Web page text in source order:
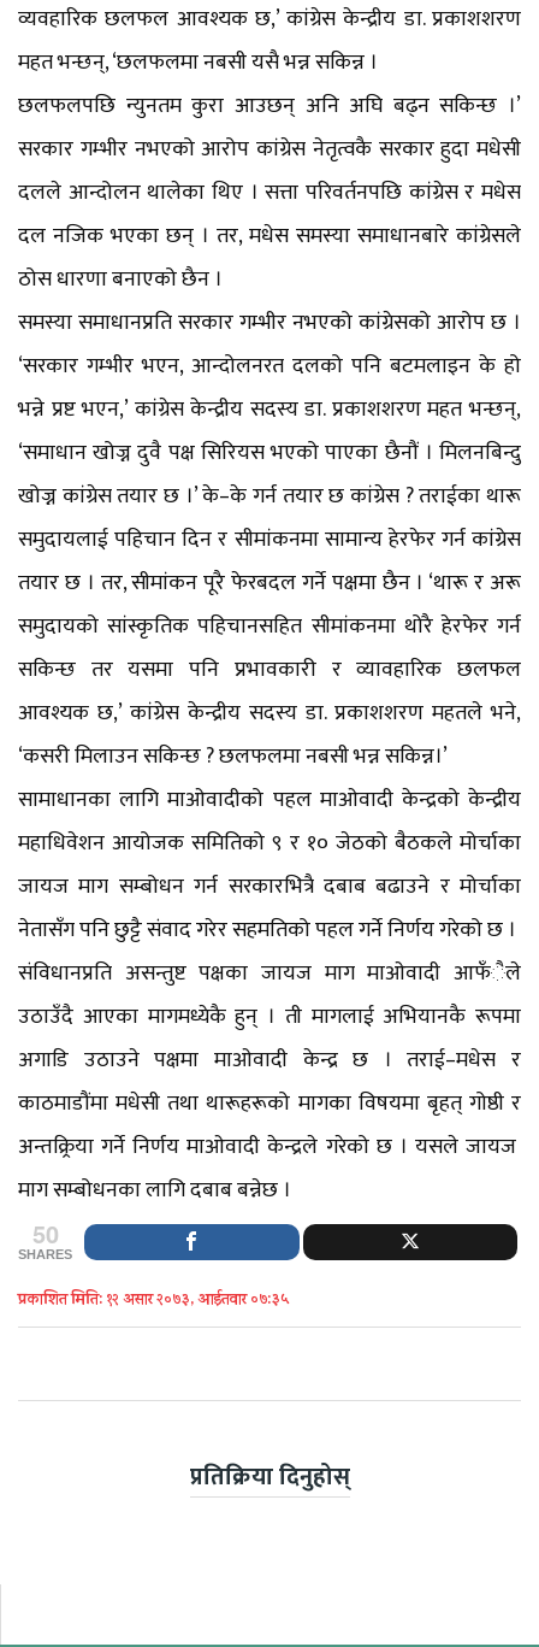
व्यवहारिक छलफल आवश्यक छ,’ कांग्रेस केन्द्रीय डा. प्रकाशशरण
महत भन्छन्, ‘छलफलमा नबसी यसै भन्न सकिन्न ।
छलफलपछि न्युनतम कुरा आउछन् अनि अघि बढ्न सकिन्छ ।’
सरकार गम्भीर नभएको आरोप कांग्रेस नेतृत्वकै सरकार हुदा मधेसी
दलले आन्दोलन थालेका थिए । सत्ता परिवर्तनपछि कांग्रेस र मधेस
दल नजिक भएका छन् । तर, मधेस समस्या समाधानबारे कांग्रेसले
ठोस धारणा बनाएको छैन ।
समस्या समाधानप्रति सरकार गम्भीर नभएको कांग्रेसको आरोप छ ।
‘सरकार गम्भीर भएन, आन्दोलनरत दलको पनि बटमलाइन के हो
भन्ने प्रष्ट भएन,’ कांग्रेस केन्द्रीय सदस्य डा. प्रकाशशरण महत भन्छन्,
‘समाधान खोज्न दुवै पक्ष सिरियस भएको पाएका छैनौं । मिलनबिन्दु
खोज्न कांग्रेस तयार छ ।’ के–के गर्न तयार छ कांग्रेस ? तराईका थारू
समुदायलाई पहिचान दिन र सीमांकनमा सामान्य हेरफेर गर्न कांग्रेस
तयार छ । तर, सीमांकन पूरै फेरबदल गर्ने पक्षमा छैन । ‘थारू र अरू
समुदायको सांस्कृतिक पहिचानसहित सीमांकनमा थोरै हेरफेर गर्न
सकिन्छ तर यसमा पनि प्रभावकारी र व्यावहारिक छलफल
आवश्यक छ,’ कांग्रेस केन्द्रीय सदस्य डा. प्रकाशशरण महतले भने,
‘कसरी मिलाउन सकिन्छ ? छलफलमा नबसी भन्न सकिन्न।’
सामाधानका लागि माओवादीको पहल माओवादी केन्द्रको केन्द्रीय
महाधिवेशन आयोजक समितिको ९ र १० जेठको बैठकले मोर्चाका
जायज माग सम्बोधन गर्न सरकारभित्रै दबाब बढाउने र मोर्चाका
नेतासँग पनि छुट्टै संवाद गरेर सहमतिको पहल गर्ने निर्णय गरेको छ ।
संविधानप्रति असन्तुष्ट पक्षका जायज माग माओवादी आफँैले
उठाउँदै आएका मागमध्येकै हुन् । ती मागलाई अभियानकै रूपमा
अगाडि उठाउने पक्षमा माओवादी केन्द्र छ । तराई–मधेस र
काठमाडौंमा मधेसी तथा थारूहरूको मागका विषयमा बृहत् गोष्ठी र
अन्तक्र्रिया गर्ने निर्णय माओवादी केन्द्रले गरेको छ । यसले जायज
माग सम्बोधनका लागि दबाब बन्नेछ ।
50
SHARES
प्रकाशित मिति: १२ असार २०७३, आईतवार ०७:३५
प्रतिक्रिया दिनुहोस्